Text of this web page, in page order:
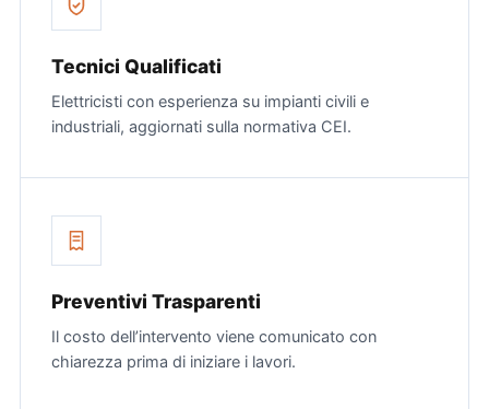
Tecnici Qualificati
Elettricisti con esperienza su impianti civili e
industriali, aggiornati sulla normativa CEI.
Preventivi Trasparenti
Il costo dell’intervento viene comunicato con
chiarezza prima di iniziare i lavori.